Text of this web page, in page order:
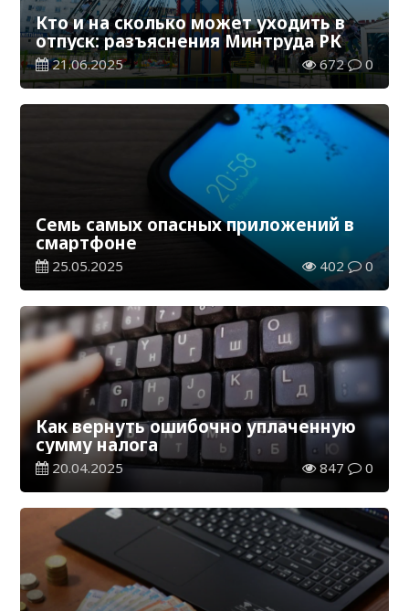
Кто и на сколько может уходить в
отпуск: разъяснения Минтруда РК
21.06.2025 672 0
Семь самых опасных приложений в
смартфоне
25.05.2025 402 0
Как вернуть ошибочно уплаченную
сумму налога
20.04.2025 847 0